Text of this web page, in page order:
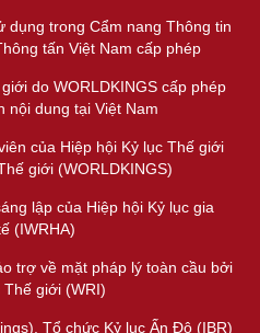
dụng trong Cẩm nang Thông tin
tấn Việt Nam cấp phép
do WORLDKINGS cấp phép
nội dung tại Việt Nam
của Hiệp hội Kỷ lục Thế giới
giới (WORLDKINGS)
lập của Hiệp hội Kỷ lục gia
(IWRHA)
trợ về mặt pháp lý toàn cầu bởi
Thế giới (WRI)
Tổ chức Kỷ lục Ấn Độ (IBR)